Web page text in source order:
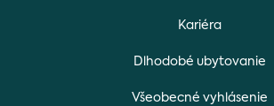
Kariéra
Dlhodobé ubytovanie
Všeobecné vyhlásenie